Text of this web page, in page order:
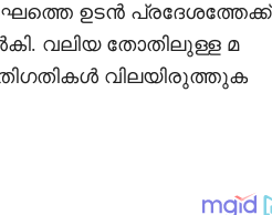
ഉടൻ പ്രദേശത്തേക്ക്
വലിയ തോതിലുള്ള മ
വിലയിരുത്തുക